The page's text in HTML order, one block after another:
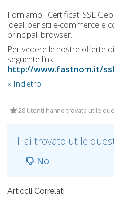
Forniamo i Certificati SSL
ideali per siti e-commerce e
principali browser.
Per vedere le nostre offerte
seguente link:
http://www.fastnom.it/
« Indietro
28 Utenti hanno trovato utile
Hai trovato utile
No
Articoli Correlati